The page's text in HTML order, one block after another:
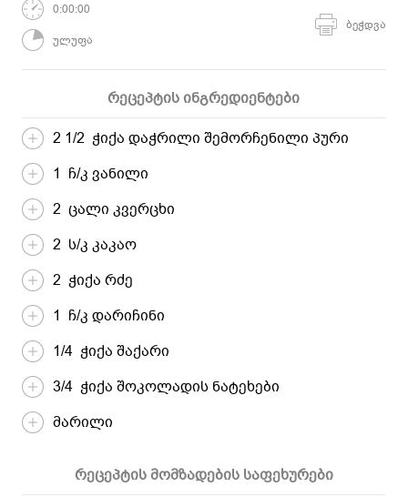
0:00:00
ულუფა
ბეჭდვა
რეცეპტის ინგრედიენტები
2 1/2 ჭიქა დაჭრილი შემორჩენილი პური
1 ჩ/კ ვანილი
2 ცალი კვერცხი
2 ს/კ კაკაო
2 ჭიქა რძე
1 ჩ/კ დარიჩინი
1/4 ჭიქა შაქარი
3/4 ჭიქა შოკოლადის ნატეხები
მარილი
რეცეპტის მომზადების საფეხურები